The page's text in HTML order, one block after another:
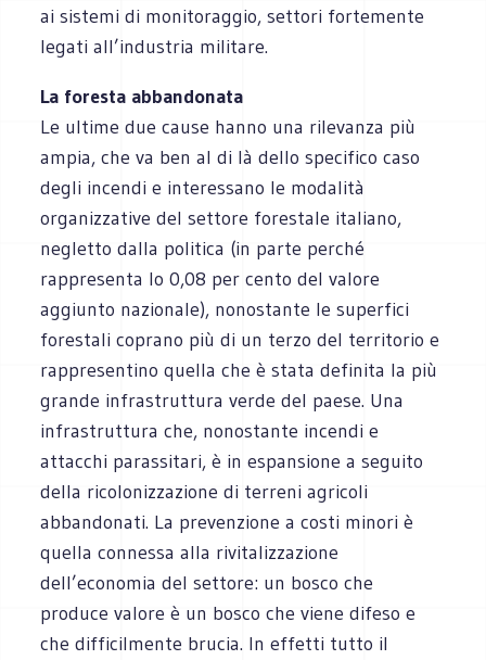
ai sistemi di monitoraggio, settori fortemente
legati all’industria militare.
La foresta abbandonata
Le ultime due cause hanno una rilevanza più
ampia, che va ben al di là dello specifico caso
degli incendi e interessano le modalità
organizzative del settore forestale italiano,
negletto dalla politica (in parte perché
rappresenta lo 0,08 per cento del valore
aggiunto nazionale), nonostante le superfici
forestali coprano più di un terzo del territorio e
rappresentino quella che è stata definita la più
grande infrastruttura verde del paese. Una
infrastruttura che, nonostante incendi e
attacchi parassitari, è in espansione a seguito
della ricolonizzazione di terreni agricoli
abbandonati. La prevenzione a costi minori è
quella connessa alla rivitalizzazione
dell’economia del settore: un bosco che
produce valore è un bosco che viene difeso e
che difficilmente brucia. In effetti tutto il